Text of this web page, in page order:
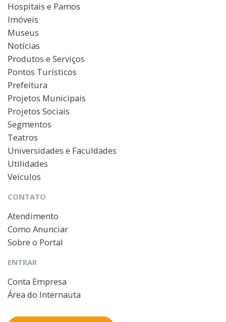
Hospitais e Pamos
Imóveis
Museus
Notícias
Produtos e Serviços
Pontos Turísticos
Prefeitura
Projetos Municipais
Projetos Sociais
Segmentos
Teatros
Universidades e Faculdades
Utilidades
Veículos
CONTATO
Atendimento
Como Anunciar
Sobre o Portal
ENTRAR
Conta Empresa
Área do Internauta